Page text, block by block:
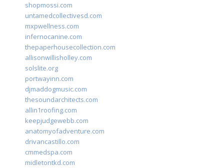
shopmossi.com
untamedcollectivesd.com
mxpwellness.com
infernocanine.com
thepaperhousecollection.com
allisonwillisholley.com
solslite.org
portwayinn.com
djmaddogmusic.com
thesoundarchitects.com
allin1roofing.com
keepjudgewebb.com
anatomyofadventure.com
drivancastillo.com
cmmedspa.com
midletontkd.com